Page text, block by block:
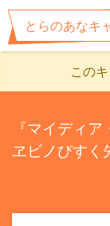
とらのあなキ
この
『マイディ
ヱビノびすく